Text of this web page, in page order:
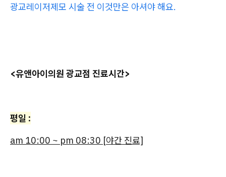
광교레이저제모 시술 전 이것만은 아셔야 해요.
<유앤아이의원 광교점 진료시간>
평일 :
am 10:00 ~ pm 08:30 [야간 진료]